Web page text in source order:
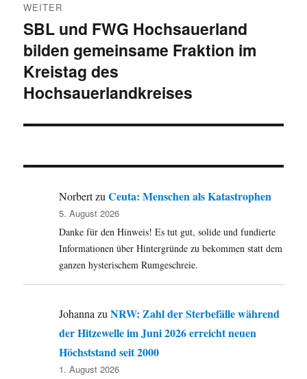
WEITER
Nächster
Beitrag:
SBL und FWG Hochsauerland
bilden gemeinsame Fraktion im
Kreistag des
Hochsauerlandkreises
NorbertzuCeuta: Menschen als Katastrophen
5. August 2026
Danke für den Hinweis! Es tut gut, solide und fundierte
Informationen über Hintergründe zu bekommen statt dem
ganzen hysterischem Rumgeschreie.
Johanna zuNRW: Zahl der Sterbefälle während
der Hitzewelle im Juni 2026 erreicht neuen
Höchststand seit 2000
1. August 2026